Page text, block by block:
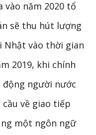
vào năm 2020 tổ
sẽ thu hút lượng
Nhật vào thời gian
2019, khi chính
người nước
về giao tiếp
một ngôn ngữ